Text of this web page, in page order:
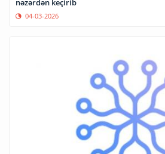
nəzərdən keçirib
04-03-2026